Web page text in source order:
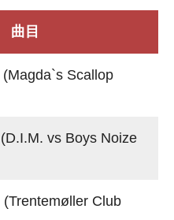
曲目
Scallop
vs Boys Noize
Club